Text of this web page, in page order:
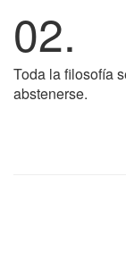
02.
Toda la filosofía
abstenerse.